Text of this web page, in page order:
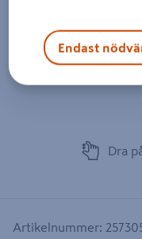
Dra
Artikelnummer:
Endast